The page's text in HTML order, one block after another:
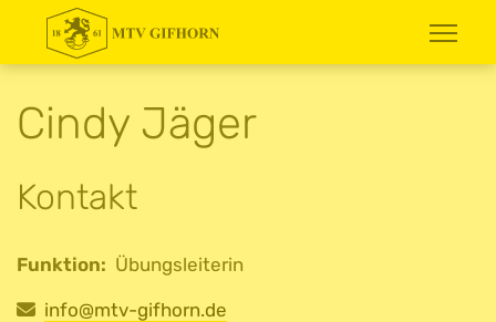
Cindy Jäger
Kontakt
Funktion: Übungsleiterin
E-Mail
info@mtv-gifhorn.de